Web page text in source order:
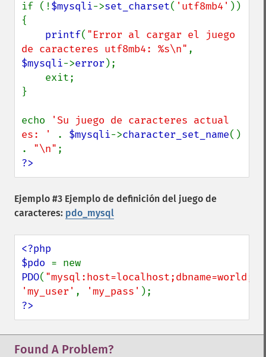
if (!$mysqli->set_charset( 'utf8mb4' ))
{
printf( "Error al cargar el juego
de caracteres utf8mb4: %s\n"
$mysqli->error );
}
echo
'Su juego de caracteres actual
es: '
. $mysqli->character_set_name()
. "\n"
?>
Ejemplo #3 Ejemplo de definición del juego de
caracteres: pdo_mysql
<?php
$pdo
PDO(
'my_user' , 'my_pass'
?>
Found A Problem?